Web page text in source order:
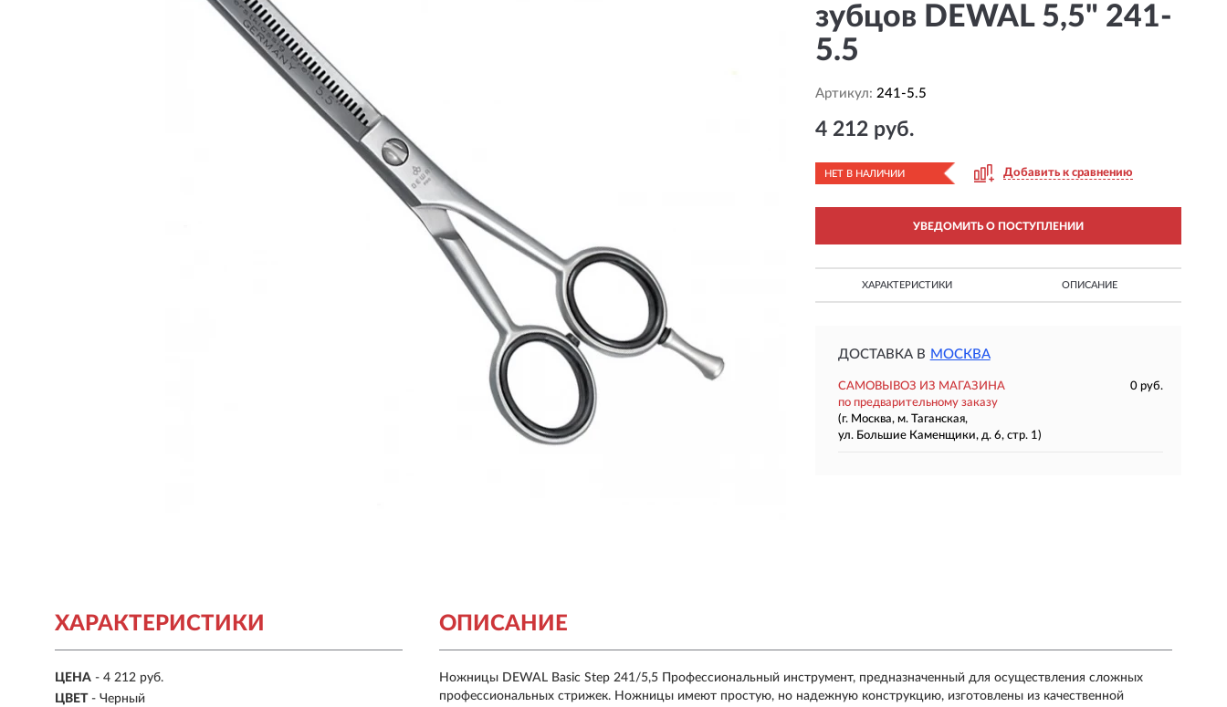
зубцов DEWAL 5,5" 241-
5.5
Артикул: 241-5.5
4 212 руб.
НЕТ В НАЛИЧИИ Добавить к сравнению
УВЕДОМИТЬ О ПОСТУПЛЕНИИ
ХАРАКТЕРИСТИКИ ОПИСАНИЕ
ДОСТАВКА В МОСКВА
САМОВЫВОЗ ИЗ МАГАЗИНА
0 руб.
по предварительному заказу
(г. Москва, м. Таганская,
ул. Большие Каменщики, д. 6, стр. 1)
ХАРАКТЕРИСТИКИ
ЦЕНА - 4 212 руб.
ЦВЕТ - Черный
ОПИСАНИЕ
Ножницы DEWAL Basic Step 241/5,5 Профессиональный инструмент, предназначенный для осуществления сложных
профессиональных стрижек. Ножницы имеют простую, но надежную конструкцию, изготовлены из качественной